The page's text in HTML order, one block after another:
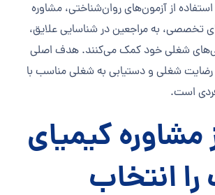
استفاده از آزمون‌های روان‌شناختی، مشاوره
تخصصی، به مراجعین در شناسایی علایق،
شغلی خود کمک می‌کنند. هدف اصلی
رضایت شغلی و دستیابی به شغلی مناسب با
است.
مشاوره کیمیای
انتخاب